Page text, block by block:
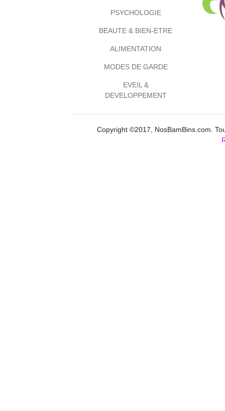
PSYCHOLOGIE
BEAUTE & BIEN-ETRE
ALIMENTATION
MODES DE GARDE
EVEIL &
DEVELOPPEMENT
Copyright ©2017, NosBamBins.com.